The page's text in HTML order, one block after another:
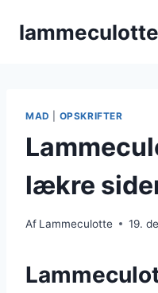
MAD OPSKRIFTER
lækre
Af Lammeculotte 19.